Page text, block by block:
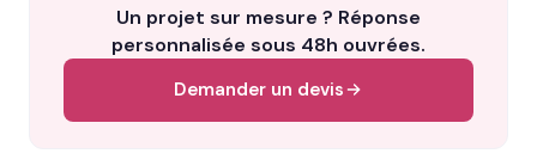
Un projet sur mesure ? Réponse
personnalisée sous 48h ouvrées.
Demander un devis